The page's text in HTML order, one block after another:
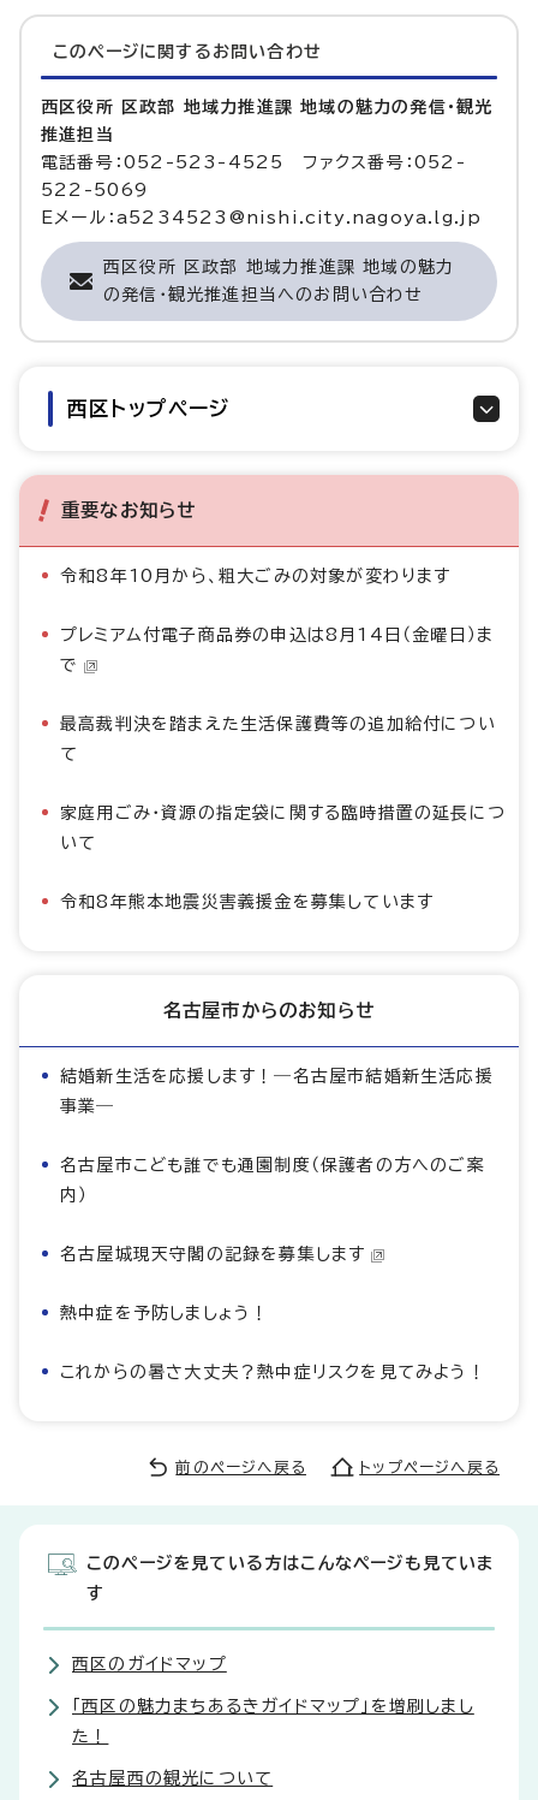
このページに関する お問い合わせ
西区役所 区政部 地域力推進課 地域の魅力の発信・観光
推進担当
電話番号：052-523-4525 ファクス番号：052-
522-5069
Eメール：a5234523@nishi.city.nagoya.lg.jp
西区役所 区政部 地域力推進課 地域の魅力
の発信・観光推進担当へのお問い合わせ
西区トップページ
重要なお知らせ
令和8年10月から、粗大ごみの対象が変わります
プレミアム付電子商品券の申込は8月14日（金曜日）ま
で
最高裁判決を踏まえた生活保護費等の追加給付につい
て
家庭用ごみ・資源の指定袋に関する臨時措置の延長につ
いて
令和8年熊本地震災害義援金を募集しています
名古屋市からのお知らせ
結婚新生活を応援します！―名古屋市結婚新生活応援
事業―
名古屋市こども誰でも通園制度（保護者の方へのご案
内）
名古屋城現天守閣の記録を募集します
熱中症を予防しましょう！
これからの暑さ大丈夫？熱中症リスクを見てみよう！
前のページへ戻る トップページへ戻る
このページを見ている方はこんなページも見ていま
す
西区のガイドマップ
「西区の魅力まちあるきガイドマップ」を増刷しまし
た！
名古屋西の観光について